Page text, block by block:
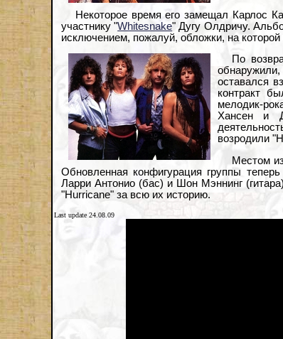
Некоторое время его замещал Карлос
участнику "Whitesnake" Дугу Олдричу.
исключением, пожалуй, обложки, на
По
оставался
контракт
мелодик-
Хансен и
возродили
Местом
Обновленная конфигурация группы
Ларри Антонио (бас) и Шон Мэннинг
"Hurricane" за всю их историю.
Last update 24.08.09